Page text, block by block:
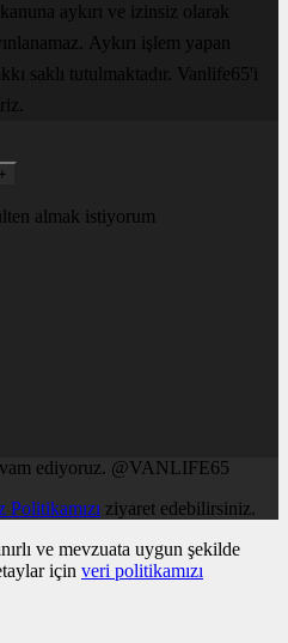
aykırı ve izinsiz olarak
Aykırı işlem yapan
saklı tutulmaktadır. Vanlife65'i
+
almak istiyorum
ediyoruz. @VANLIFE65
Politikamızı ziyaret edebilirsiniz.
ve mevzuata uygun şekilde
için veri politikamızı